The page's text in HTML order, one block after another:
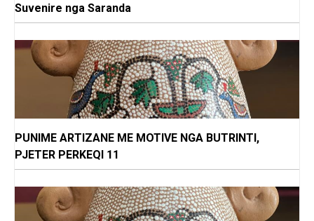
Suvenire nga Saranda
PUNIME ARTIZANE ME MOTIVE NGA BUTRINTI,
PJETER PERKEQI 11